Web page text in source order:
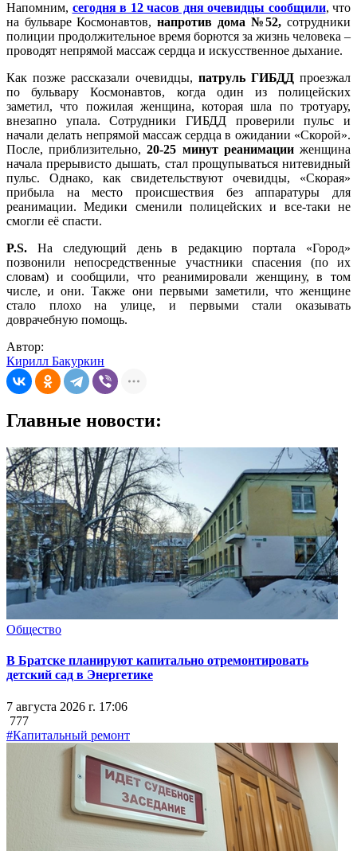
Напомним, сегодня в 12 часов дня очевидцы сообщили, что
на бульваре Космонавтов,напротив дома №52, сотрудники
полиции продолжительное время борются за жизнь человека –
проводят непрямой массаж сердца и искусственное дыхание.
Как позже рассказали очевидцы, патруль ГИБДД проезжал
по бульвару Космонавтов, когда один из полицейских
заметил, что пожилая женщина, которая шла по тротуару,
внезапно упала. Сотрудники ГИБДД проверили пульс и
начали делать непрямой массаж сердца в ожидании «Скорой».
После, приблизительно, 20-25 минут реанимацииженщина
начала прерывисто дышать, стал прощупываться нитевидный
пульс. Однако, как свидетельствуют очевидцы, «Скорая»
прибыла на место происшествия без аппаратуры для
реанимации. Медики сменили полицейских и все-таки не
смогли её спасти.
P.S. На следующий день в редакцию портала «Город»
позвонили непосредственные участники спасения (по их
словам) и сообщили, что реанимировали женщину, в том
числе, и они. Также они первыми заметили, что женщине
стало плохо на улице, и первыми стали оказывать
доврачебную помощь.
Автор:
Кирилл Бакуркин
Главные новости:
Общество
В Братске планируют капитально отремонтировать
детский сад в Энергетике
7 августа 2026 г. 17:06
777
#Капитальный ремонт